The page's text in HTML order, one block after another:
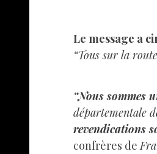
Le message a
“Tous sur la
“Nous sommes
départementale
revendications
confrères de